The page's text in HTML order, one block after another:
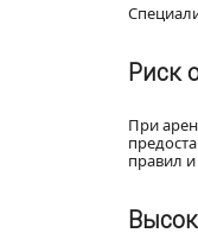
Риск
При
правил